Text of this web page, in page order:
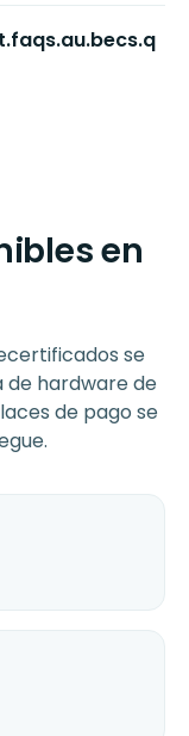
en
se
de hardware de
de pago se